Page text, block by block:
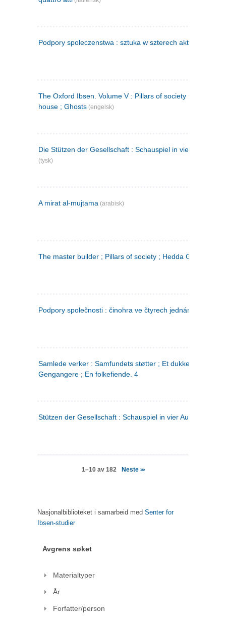
Podpory spoleczenstwa : sztuka w szterech aktach
The Oxford Ibsen. Volume V : Pillars of society ; A doll's
house ; Ghosts (engelsk)
Die Stützen der Gesellschaft : Schauspiel in vier Aufzügen
(tysk)
A mirat al-mujtama (arabisk)
The master builder ; Pillars of society ; Hedda Gabler
Podpory společnosti : činohra ve čtyrech jednáních
Samlede verker : Samfundets støtter ; Et dukkehjem ;
Gengangere ; En folkefiende. 4
Stützen der Gesellschaft : Schauspiel in vier Aufzügen
1–10 av 182 Neste >>
Nasjonalbiblioteket i samarbeid med Senter for
Ibsen-studier
Avgrens søket
Materialtyper
År
Forfatter/person